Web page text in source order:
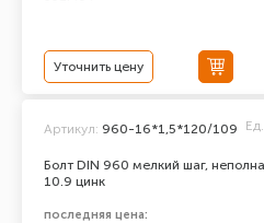
Уточнить цену
Болт DIN 960 мелкий шаг,
10.9 цинк
Артикул: 960-16*1,5*120/109
последняя цена: